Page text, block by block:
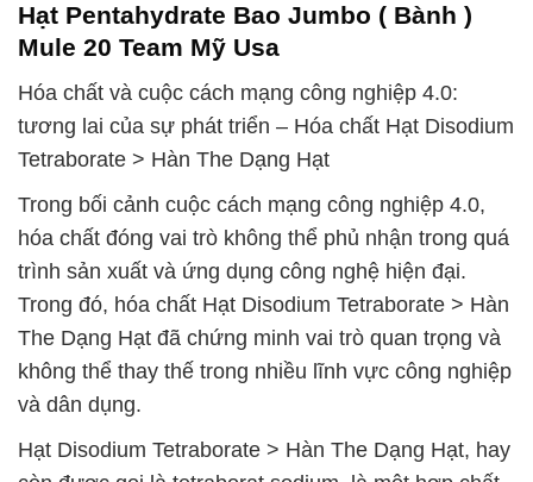
Hạt Pentahydrate Bao Jumbo ( Bành )
Mule 20 Team Mỹ Usa
Hóa chất và cuộc cách mạng công nghiệp 4.0:
tương lai của sự phát triển – Hóa chất Hạt Disodium
Tetraborate > Hàn The Dạng Hạt
Trong bối cảnh cuộc cách mạng công nghiệp 4.0,
hóa chất đóng vai trò không thể phủ nhận trong quá
trình sản xuất và ứng dụng công nghệ hiện đại.
Trong đó, hóa chất Hạt Disodium Tetraborate > Hàn
The Dạng Hạt đã chứng minh vai trò quan trọng và
không thể thay thế trong nhiều lĩnh vực công nghiệp
và dân dụng.
Hạt Disodium Tetraborate > Hàn The Dạng Hạt, hay